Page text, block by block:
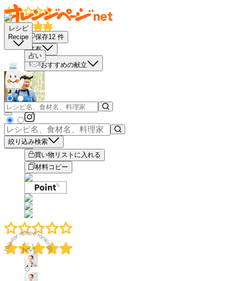
レシピ
Recipe
占い
絞り込み検索
保存12 件
共有
おすすめの献立
－
＋
買い物リストに入れる
材料コピー